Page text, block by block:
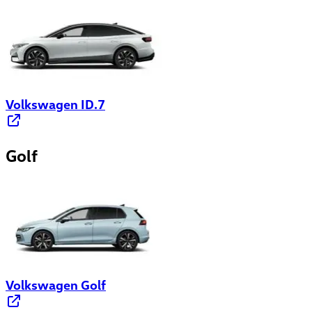
Volkswagen ID.7
Golf
Volkswagen Golf